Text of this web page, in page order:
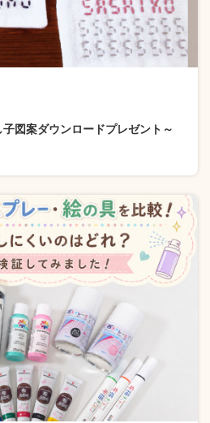
子図案ダウンロードプレゼント～